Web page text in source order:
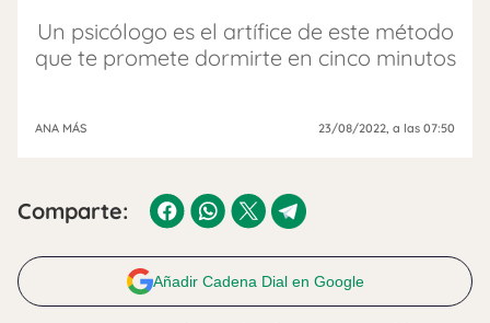
Un psicólogo es el artífice de este método
que te promete dormirte en cinco minutos
ANA MÁS 23/08/2022, a las 07:50
Comparte:
Añadir Cadena Dial en Google